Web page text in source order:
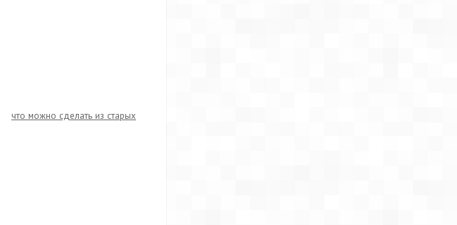
что можно сделать из старых